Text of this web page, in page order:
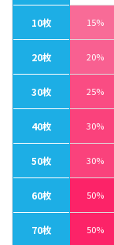
10枚 15%
20枚 20%
30枚 25%
40枚 30%
50枚 30%
60枚 50%
70枚 50%